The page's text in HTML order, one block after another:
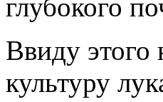
глубокого
Ввиду этого
культуру